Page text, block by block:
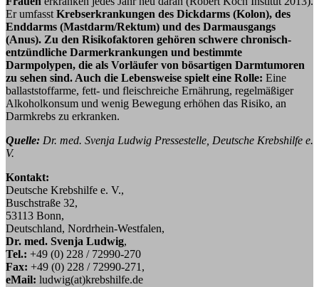
Er umfasst Krebserkrankungen des Dickdarms (Kolon), des
Enddarms (Mastdarm/Rektum) und des Darmausgangs
(Anus). Zu den Risikofaktoren gehören schwere chronisch-
entzündliche Darmerkrankungen und bestimmte
Darmpolypen, die als Vorläufer von bösartigen Darmtumoren
zu sehen sind. Auch die Lebensweise spielt eine Rolle: Eine
ballaststoffarme, fett- und fleischreiche Ernährung, regelmäßiger
Alkoholkonsum und wenig Bewegung erhöhen das Risiko, an
Darmkrebs zu erkranken.
Quelle: Dr. med. Svenja Ludwig Pressestelle, Deutsche Krebshilfe e.
V.
Kontakt:
Deutsche Krebshilfe e. V.,
Buschstraße 32,
53113 Bonn,
Deutschland, Nordrhein-Westfalen,
Dr. med. Svenja Ludwig,
Tel.: +49 (0) 228 / 72990-270
Fax: +49 (0) 228 / 72990-271,
eMail: ludwig(at)krebshilfe.de